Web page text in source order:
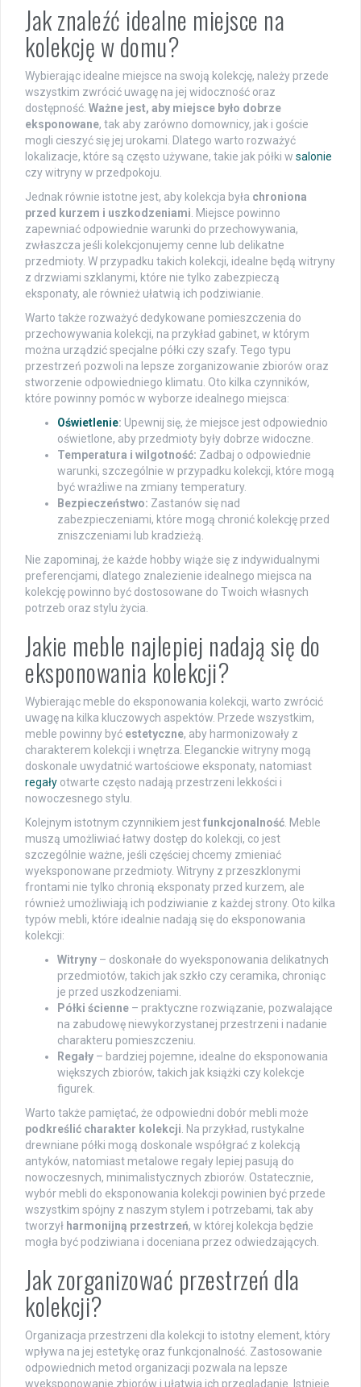
Jak znaleźć idealne miejsce na
kolekcję w domu?
Wybierając idealne miejsce na swoją kolekcję, należy przede
wszystkim zwrócić uwagę na jej widoczność oraz
dostępność. Ważne jest, aby miejsce było dobrze
eksponowane, tak aby zarówno domownicy, jak i goście
mogli cieszyć się jej urokami. Dlatego warto rozważyć
lokalizacje, które są często używane, takie jak półki w salonie
czy witryny w przedpokoju.
Jednak równie istotne jest, aby kolekcja była chroniona
przed kurzem i uszkodzeniami . Miejsce powinno
zapewniać odpowiednie warunki do przechowywania,
zwłaszcza jeśli kolekcjonujemy cenne lub delikatne
przedmioty. W przypadku takich kolekcji, idealne będą witryny
z drzwiami szklanymi, które nie tylko zabezpieczą
eksponaty, ale również ułatwią ich podziwianie.
Warto także rozważyć dedykowane pomieszczenia do
przechowywania kolekcji, na przykład gabinet, w którym
można urządzić specjalne półki czy szafy. Tego typu
przestrzeń pozwoli na lepsze zorganizowanie zbiorów oraz
stworzenie odpowiedniego klimatu. Oto kilka czynników,
które powinny pomóc w wyborze idealnego miejsca:
Oświetlenie: Upewnij się, że miejsce jest odpowiednio
oświetlone, aby przedmioty były dobrze widoczne.
Temperatura i wilgotność: Zadbaj o odpowiednie
warunki, szczególnie w przypadku kolekcji, które mogą
być wrażliwe na zmiany temperatury.
Bezpieczeństwo: Zastanów się nad
zabezpieczeniami, które mogą chronić kolekcję przed
zniszczeniami lub kradzieżą.
Nie zapominaj, że każde hobby wiąże się z indywidualnymi
preferencjami, dlatego znalezienie idealnego miejsca na
kolekcję powinno być dostosowane do Twoich własnych
potrzeb oraz stylu życia.
Jakie meble najlepiej nadają się do
eksponowania kolekcji?
Wybierając meble do eksponowania kolekcji, warto zwrócić
uwagę na kilka kluczowych aspektów. Przede wszystkim,
meble powinny być estetyczne, aby harmonizowały z
charakterem kolekcji i wnętrza. Eleganckie witryny mogą
doskonale uwydatnić wartościowe eksponaty, natomiast
regały otwarte często nadają przestrzeni lekkości i
nowoczesnego stylu.
Kolejnym istotnym czynnikiem jestfunkcjonalność . Meble
muszą umożliwiać łatwy dostęp do kolekcji, co jest
szczególnie ważne, jeśli częściej chcemy zmieniać
wyeksponowane przedmioty. Witryny z przeszklonymi
frontami nie tylko chronią eksponaty przed kurzem, ale
również umożliwiają ich podziwianie z każdej strony. Oto kilka
typów mebli, które idealnie nadają się do eksponowania
kolekcji:
Witryny – doskonałe do wyeksponowania delikatnych
przedmiotów, takich jak szkło czy ceramika, chroniąc
je przed uszkodzeniami.
Półki ścienne – praktyczne rozwiązanie, pozwalające
na zabudowę niewykorzystanej przestrzeni i nadanie
charakteru pomieszczeniu.
Regały – bardziej pojemne, idealne do eksponowania
większych zbiorów, takich jak książki czy kolekcje
figurek.
Warto także pamiętać, że odpowiedni dobór mebli może
podkreślić charakter kolekcji . Na przykład, rustykalne
drewniane półki mogą doskonale współgrać z kolekcją
antyków, natomiast metalowe regały lepiej pasują do
nowoczesnych, minimalistycznych zbiorów. Ostatecznie,
wybór mebli do eksponowania kolekcji powinien być przede
wszystkim spójny z naszym stylem i potrzebami, tak aby
tworzył harmonijną przestrzeń, w której kolekcja będzie
mogła być podziwiana i doceniana przez odwiedzających.
Jak zorganizować przestrzeń dla
kolekcji?
Organizacja przestrzeni dla kolekcji to istotny element, który
wpływa na jej estetykę oraz funkcjonalność. Zastosowanie
odpowiednich metod organizacji pozwala na lepsze
wyeksponowanie zbiorów i ułatwia ich przeglądanie. Istnieje